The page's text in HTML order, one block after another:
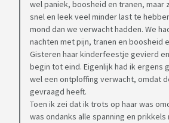
wel paniek, boosheid en tranen, maar
snel en leek veel minder last te
mond dan we verwacht hadden. We
nachten met pijn, tranen en boosheid
Gisteren haar kinderfeestje gevierd
begin tot eind. Eigenlijk had ik ergens
wel een ontploffing verwacht, omdat
gevraagd heeft.
Toen ik zei dat ik trots op haar was
was ondanks alle spanning en